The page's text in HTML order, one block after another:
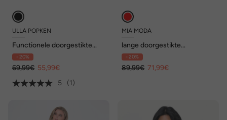
ULLA POPKEN
Functionele doorgestikte
bodywarmer, waterdicht,
reflector, opstaande kraag
- 20%
69,99€ 55,99€
5
(1)
MIA MODA
lange doorgestikte
bodywarmer, gebloemd
doorgestikt motief,
capuchon, 2-weg rits
- 20%
89,99€ 71,99€